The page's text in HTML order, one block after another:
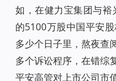
如，在健力宝集团与
的5100万股中国平安
多少个日子里，熬夜查
多个诉讼程序，在错综
平安高管对上市公司市